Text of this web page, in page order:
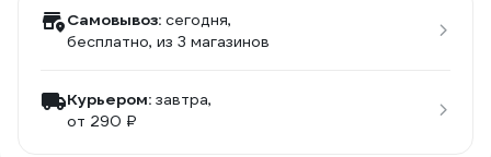
Самовывоз: сегодня,
бесплатно, из 3 магазинов
Курьером: завтра,
от 290 ₽